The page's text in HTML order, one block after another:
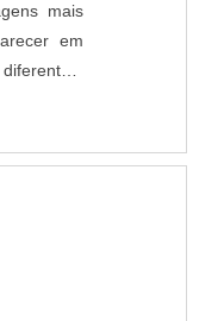
mais
em
Por
embalar
objetos.
etiqueta
ter uma